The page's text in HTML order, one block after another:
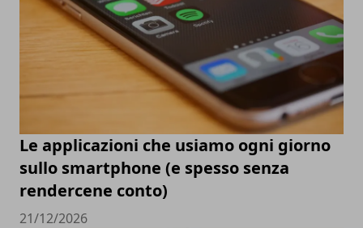
Le applicazioni che usiamo ogni giorno
sullo smartphone (e spesso senza
rendercene conto)
21/12/2026